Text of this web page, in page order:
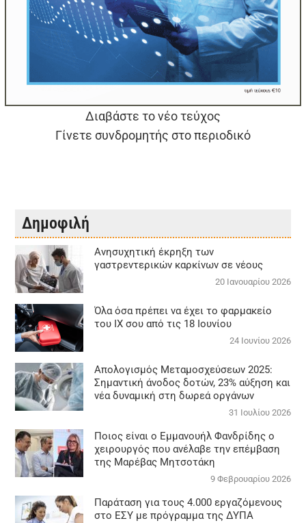
Διαβάστε το νέο τεύχος
Γίνετε συνδρομητής στο περιοδικό
Δημοφιλή
Aνησυχητική έκρηξη των
γαστρεντερικών καρκίνων σε νέους
20 Ιανουαρίου 2026
Όλα όσα πρέπει να έχει το φαρμακείο
του ΙΧ σου από τις 18 Ιουνίου
24 Ιουνίου 2026
Απολογισμός Μεταμοσχεύσεων 2025:
Σημαντική άνοδος δοτών, 23% αύξηση και
νέα δυναμική στη δωρεά οργάνων
31 Ιουλίου 2026
Ποιος είναι ο Εμμανουήλ Φανδρίδης ο
χειρουργός που ανέλαβε την επέμβαση
της Μαρέβας Μητσοτάκη
9 Φεβρουαρίου 2026
Παράταση για τους 4.000 εργαζόμενους
στο ΕΣΥ με πρόγραμμα της ΔΥΠΑ